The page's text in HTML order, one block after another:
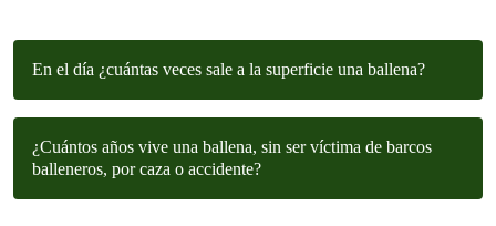
En el día ¿cuántas veces sale a la superficie una ballena?
¿Cuántos años vive una ballena, sin ser víctima de barcos
balleneros, por caza o accidente?